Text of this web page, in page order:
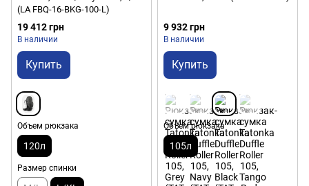
(LA FBQ-16-BKG-100-L)
19 412 грн
В наличии
Купить
Объем рюкзака
120л
Размер спинки
9 932 грн
В наличии
Купить
Объем рюкзака
105л